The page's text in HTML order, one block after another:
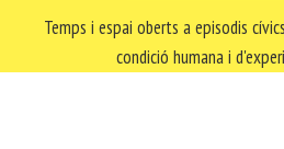
Temps i espai oberts a episodis
condició humana i